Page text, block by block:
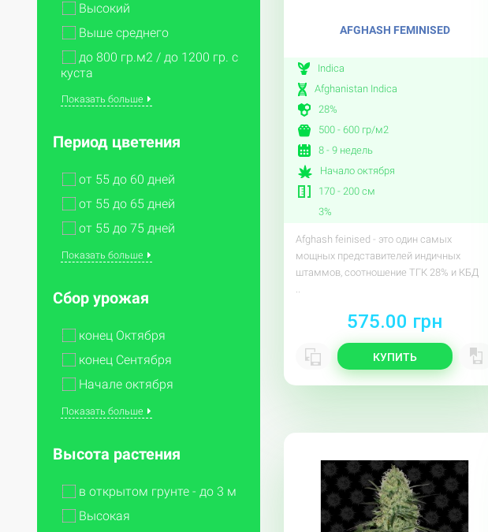
Высокий
Выше среднего
до 800 гр.м2 / до 1200 гр. с
куста
Показать больше
Период цветения
от 55 до 60 дней
от 55 до 65 дней
от 55 до 75 дней
Показать больше
Сбор урожая
конец Октября
конец Сентября
Начале октября
Показать больше
Высота растения
в открытом грунте - до 3 м
Высокая
AFGHASH FEMINISED
Indica
Afghanistan Indica
28%
500 - 600 гр/м2
8 - 9 недель
Начало октября
170 - 200 см
3%
Afghash feinised - это один самых
мощных представителей индичных
штаммов, соотношение ТГК 28% и КБД
..
575.00 грн
КУПИТЬ